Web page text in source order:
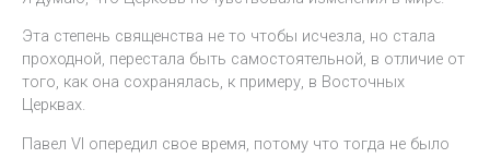
Эта степень священства не то чтобы исчезла, но стала
проходной, перестала быть самостоятельной, в отличие от
того, как она сохранялась, к примеру, в Восточных
Церквах.
Павел VI опередил свое время, потому что тогда не было